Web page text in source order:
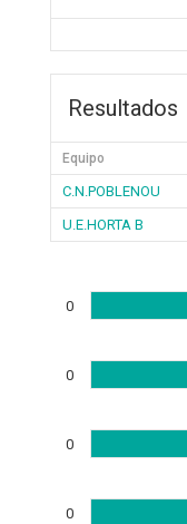
Resultados
Equipo
C.N.POBLENOU
U.E.HORTA B
0
0
0
0